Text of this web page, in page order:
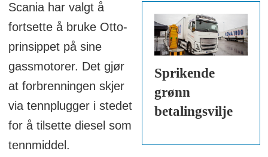
Sprikende
grønn
betalingsvilje
Scania har valgt å
fortsette å bruke Otto-
prinsippet på sine
gassmotorer. Det gjør
at forbrenningen skjer
via tennplugger i stedet
for å tilsette diesel som
tennmiddel.